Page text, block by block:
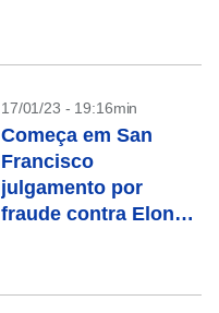
17/01/23 - 19:16min
Começa em San
Francisco
julgamento por
fraude contra Elon